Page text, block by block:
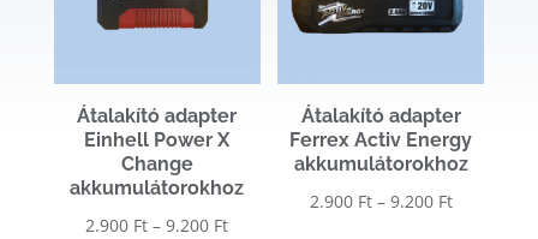
Átalakító adapter
Einhell Power X
Change
akkumulátorokhoz
2.900 Ft – 9.200 FtÁrtartomány:
Átalakító adapter
Ferrex Activ Energy
akkumulátorokhoz
2.900 Ft – 9.200 Ft